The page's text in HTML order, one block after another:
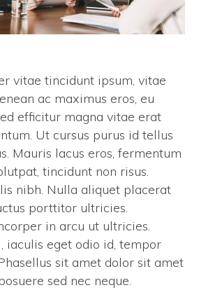
vitae tincidunt ipsum, vitae
ac maximus eros, eu
efficitur magna vitae erat
Ut cursus purus id tellus
Mauris lacus eros, fermentum
tincidunt non risus.
nibh. Nulla aliquet placerat
porttitor ultricies.
in arcu ut ultricies.
iaculis eget odio id, tempor
sit amet dolor sit amet
sed nec neque.